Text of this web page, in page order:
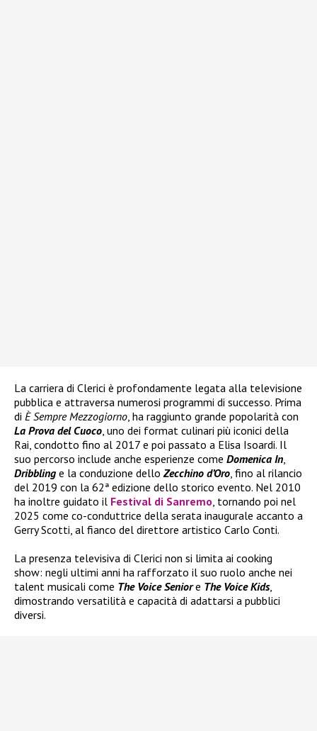
La carriera di Clerici è profondamente legata alla televisione
pubblica e attraversa numerosi programmi di successo. Prima
di È Sempre Mezzogiorno , ha raggiunto grande popolarità con
La Prova del Cuoco , uno dei format culinari più iconici della
Rai, condotto fino al 2017 e poi passato a Elisa Isoardi. Il
suo percorso include anche esperienze come Domenica In
Dribbling e la conduzione dello Zecchino d’Oro , fino al rilancio
del 2019 con la 62ª edizione dello storico evento. Nel 2010
ha inoltre guidato il Festival di Sanremo , tornando poi nel
2025 come co-conduttrice della serata inaugurale accanto a
Gerry Scotti, al fianco del direttore artistico Carlo Conti.
La presenza televisiva di Clerici non si limita ai cooking
show: negli ultimi anni ha rafforzato il suo ruolo anche nei
talent musicali come The Voice Senior e The Voice Kids,
dimostrando versatilità e capacità di adattarsi a pubblici
diversi.